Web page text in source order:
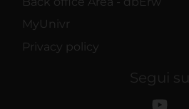
MyUnivr
Privacy policy
Segui su